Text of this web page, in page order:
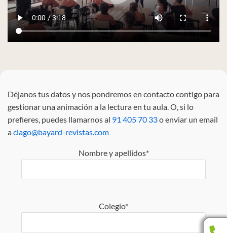
Déjanos tus datos y nos pondremos en contacto contigo para
gestionar una animación a la lectura en tu aula. O, si lo
prefieres, puedes llamarnos al 91 405 70 33o enviar un email
aclago@bayard-revistas.com
Nombre y apellidos*
Colegio*